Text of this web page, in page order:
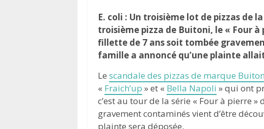
E. coli : Un troisième lot de pizzas de
troisième pizza de Buitoni, le « Four à
fillette de 7 ans soit tombée
famille a annoncé qu’une plainte
Le scandale des pizzas de marque
« Fraich’up » et « Bella Napoli » qui ont
c’est au tour de la série « Four à pierre »
gravement contaminés vient d’être
plainte sera déposée.